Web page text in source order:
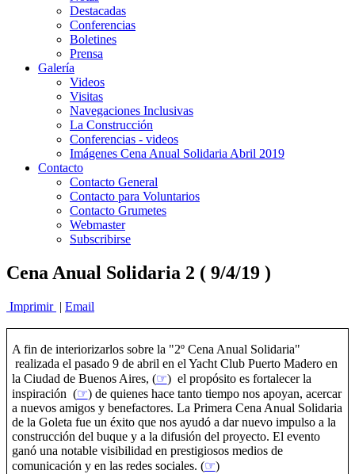
Destacadas
Conferencias
Boletines
Prensa
Galería
Videos
Visitas
Navegaciones Inclusivas
La Construcción
Conferencias - videos
Imágenes Cena Anual Solidaria Abril 2019
Contacto
Contacto General
Contacto para Voluntarios
Contacto Grumetes
Webmaster
Subscribirse
Cena Anual Solidaria 2 ( 9/4/19 )
Imprimir | Email
A fin de interiorizarlos sobre la "2º Cena Anual Solidaria"
realizada el pasado 9 de abril en el Yacht Club Puerto Madero en
la Ciudad de Buenos Aires, (☞) el propósito es fortalecer la
inspiración (☞) de quienes hace tanto tiempo nos apoyan, acercar
a nuevos amigos y benefactores. La Primera Cena Anual Solidaria
de la Goleta fue un éxito que nos ayudó a dar nuevo impulso a la
construcción del buque y a la difusión del proyecto. El evento
ganó una notable visibilidad en prestigiosos medios de
comunicación y en las redes sociales. (☞)